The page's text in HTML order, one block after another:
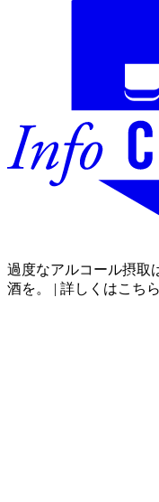
過度なアルコール摂取
酒を。 | 詳しくはこち